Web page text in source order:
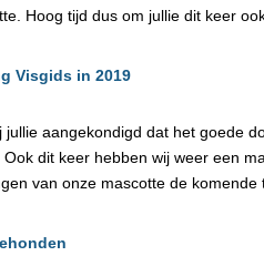
Hoog tijd dus om jullie dit keer ook
Visgids in 2019
jullie aangekondigd dat het goede
dit keer hebben wij weer een
van onze mascotte de komende